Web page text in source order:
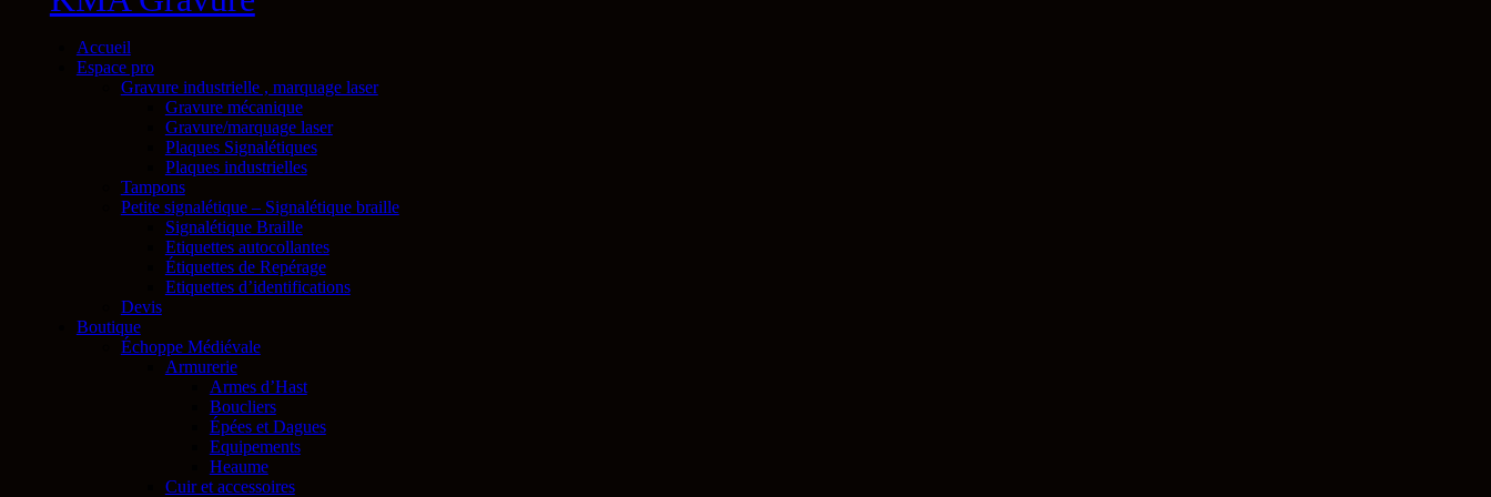
Accueil
Espace pro
Gravure industrielle , marquage laser
Gravure mécanique
Gravure/marquage laser
Plaques Signalétiques
Plaques industrielles
Tampons
Petite signalétique – Signalétique braille
Signalétique Braille
Etiquettes autocollantes
Étiquettes de Repérage
Etiquettes d’identifications
Devis
Boutique
Échoppe Médiévale
Armurerie
Armes d’Hast
Boucliers
Épées et Dagues
Equipements
Heaume
Cuir et accessoires